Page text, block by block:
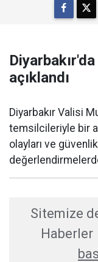
açıklandı
Diyarbakır Valisi
temsilcileriyle bir
olayları ve
Sitemize
Haberler